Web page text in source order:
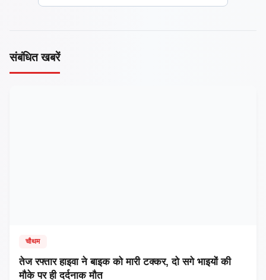
संबंधित खबरें
चौथम
तेज रफ्तार हाइवा ने बाइक को मारी टक्कर, दो सगे भाइयों की
मौके पर ही दर्दनाक मौत